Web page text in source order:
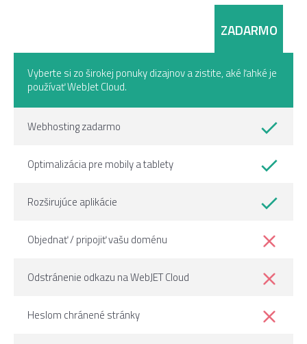
ZADARMO
Vyberte si zo širokej ponuky dizajnov a zistite, aké ľahké je
používať WebJet Cloud.
Webhosting zadarmo
Optimalizácia pre mobily a tablety
Rozširujúce aplikácie
Objednať / pripojiť vašu doménu
Odstránenie odkazu na WebJET Cloud
Heslom chránené stránky